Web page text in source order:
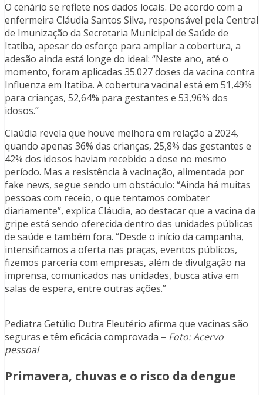
O cenário se reflete nos dados locais. De acordo com a
enfermeira Cláudia Santos Silva, responsável pela Central
de Imunização da Secretaria Municipal de Saúde de
Itatiba, apesar do esforço para ampliar a cobertura, a
adesão ainda está longe do ideal: “Neste ano, até o
momento, foram aplicadas 35.027 doses da vacina contra
Influenza em Itatiba. A cobertura vacinal está em 51,49%
para crianças, 52,64% para gestantes e 53,96% dos
idosos.”
Claúdia revela que houve melhora em relação a 2024,
quando apenas 36% das crianças, 25,8% das gestantes e
42% dos idosos haviam recebido a dose no mesmo
período. Mas a resistência à vacinação, alimentada por
fake news, segue sendo um obstáculo: “Ainda há muitas
pessoas com receio, o que tentamos combater
diariamente”, explica Cláudia, ao destacar que a vacina da
gripe está sendo oferecida dentro das unidades públicas
de saúde e também fora. “Desde o início da campanha,
intensificamos a oferta nas praças, eventos públicos,
fizemos parceria com empresas, além de divulgação na
imprensa, comunicados nas unidades, busca ativa em
salas de espera, entre outras ações.”
Pediatra Getúlio Dutra Eleutério afirma que vacinas são
seguras e têm eficácia comprovada – Foto: Acervo
pessoal
Primavera, chuvas e o risco da dengue